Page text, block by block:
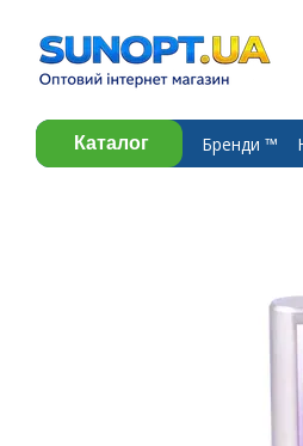
Каталог Бренди ™️
Про